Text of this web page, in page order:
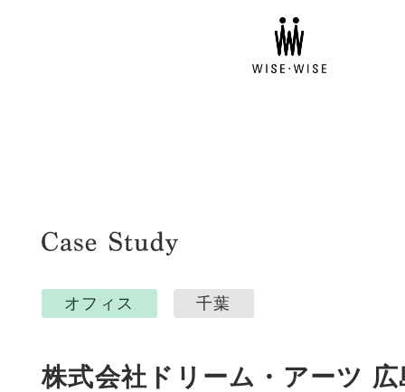
オフィス 千葉
株式会社ドリーム・アーツ